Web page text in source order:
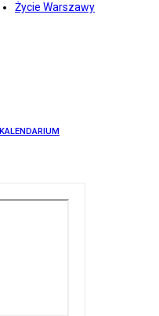
Życie Warszawy
KALENDARIUM